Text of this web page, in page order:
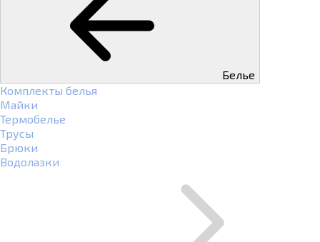
Белье
Комплекты белья
Майки
Термобелье
Трусы
Брюки
Водолазки